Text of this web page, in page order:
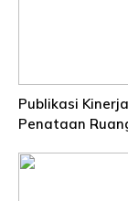
Publikasi
Penataan